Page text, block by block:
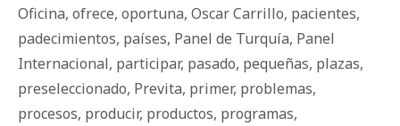
Oficina, ofrece, oportuna, Oscar Carrillo, pacientes,
padecimientos, países, Panel de Turquía, Panel
Internacional, participar, pasado, pequeñas, plazas,
preseleccionado, Previta, primer, problemas,
procesos, producir, productos, programas,